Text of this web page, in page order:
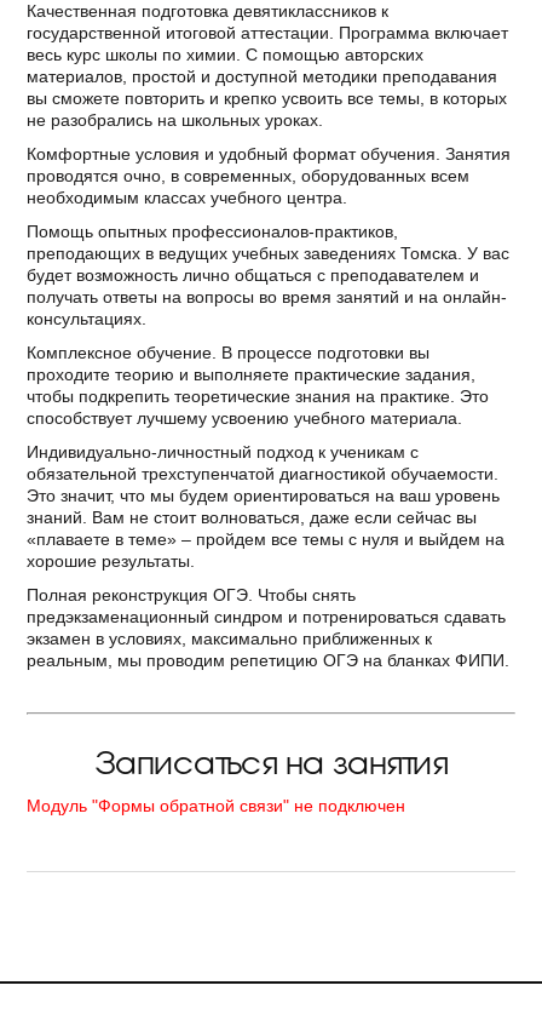
Качественная подготовка девятиклассников к
государственной итоговой аттестации. Программа включает
весь курс школы по химии. С помощью авторских
материалов, простой и доступной методики преподавания
вы сможете повторить и крепко усвоить все темы, в которых
не разобрались на школьных уроках.
Комфортные условия и удобный формат обучения. Занятия
проводятся очно, в современных, оборудованных всем
необходимым классах учебного центра.
Помощь опытных профессионалов-практиков,
преподающих в ведущих учебных заведениях Томска. У вас
будет возможность лично общаться с преподавателем и
получать ответы на вопросы во время занятий и на онлайн-
консультациях.
Комплексное обучение. В процессе подготовки вы
проходите теорию и выполняете практические задания,
чтобы подкрепить теоретические знания на практике. Это
способствует лучшему усвоению учебного материала.
Индивидуально-личностный подход к ученикам с
обязательной трехступенчатой диагностикой обучаемости.
Это значит, что мы будем ориентироваться на ваш уровень
знаний. Вам не стоит волноваться, даже если сейчас вы
«плаваете в теме» – пройдем все темы с нуля и выйдем на
хорошие результаты.
Полная реконструкция ОГЭ. Чтобы снять
предэкзаменационный синдром и потренироваться сдавать
экзамен в условиях, максимально приближенных к
реальным, мы проводим репетицию ОГЭ на бланках ФИПИ.
Записаться на занятия
Модуль "Формы обратной связи" не подключен